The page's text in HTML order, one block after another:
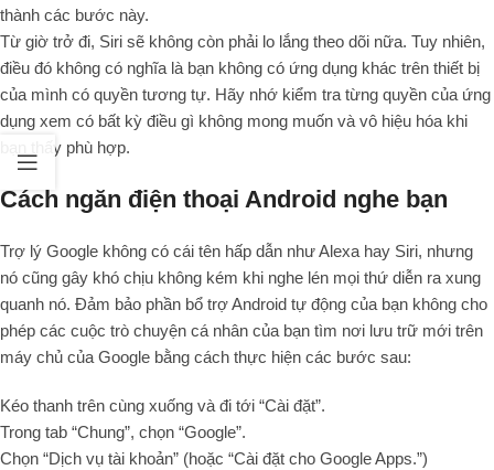
thành các bước này.
Từ giờ trở đi, Siri sẽ không còn phải lo lắng theo dõi nữa. Tuy nhiên,
điều đó không có nghĩa là bạn không có ứng dụng khác trên thiết bị
của mình có quyền tương tự. Hãy nhớ kiểm tra từng quyền của ứng
dụng xem có bất kỳ điều gì không mong muốn và vô hiệu hóa khi
bạn thấy phù hợp.
Cách ngăn điện thoại Android nghe bạn
Trợ lý Google không có cái tên hấp dẫn như Alexa hay Siri, nhưng
nó cũng gây khó chịu không kém khi nghe lén mọi thứ diễn ra xung
quanh nó. Đảm bảo phần bổ trợ Android tự động của bạn không cho
phép các cuộc trò chuyện cá nhân của bạn tìm nơi lưu trữ mới trên
máy chủ của Google bằng cách thực hiện các bước sau:
Kéo thanh trên cùng xuống và đi tới “Cài đặt”.
Trong tab “Chung”, chọn “Google”.
Chọn “Dịch vụ tài khoản” (hoặc “Cài đặt cho Google Apps.”)